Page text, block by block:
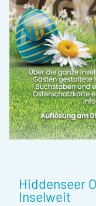
Hiddenseer
Inselweit